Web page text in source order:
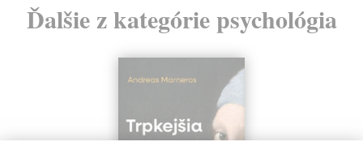
Ďalšie z kategórie psychológia